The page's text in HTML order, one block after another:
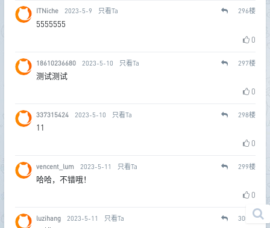
ITNiche 2023-5-9 只看Ta 296楼
5555555
0
18610236680 2023-5-10 只看Ta 297楼
测试测试
0
337315424 2023-5-10 只看Ta 298楼
11
0
vencent_lum 2023-5-11 只看Ta 299楼
哈哈，不错哦！
0
luzihang 2023-5-11 只看Ta 300 楼